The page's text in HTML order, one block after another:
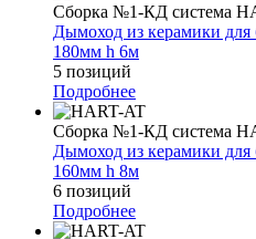
Сборка №1-КД система
Дымоход из керамики
180мм h 6м
5 позиций
Подробнее
Сборка №1-КД система
Дымоход из керамики
160мм h 8м
6 позиций
Подробнее